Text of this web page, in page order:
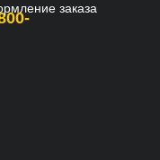
заказа